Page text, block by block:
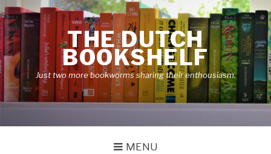
Naar
de
inhoud
springen
THE DUTCH
BOOKSHELF
Just two more bookworms sharing their enthousiasm.
MENU